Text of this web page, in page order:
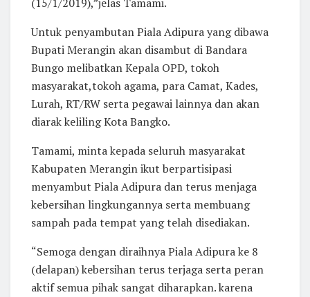
Untuk penyambutan Piala Adipura yang dibawa
Bupati Merangin akan disambut di Bandara
Bungo melibatkan Kepala OPD, tokoh
masyarakat,tokoh agama, para Camat, Kades,
Lurah, RT/RW serta pegawai lainnya dan akan
diarak keliling Kota Bangko.
Tamami, minta kepada seluruh masyarakat
Kabupaten Merangin ikut berpartisipasi
menyambut Piala Adipura dan terus menjaga
kebersihan lingkungannya serta membuang
sampah pada tempat yang telah disediakan.
“Semoga dengan diraihnya Piala Adipura ke 8
(delapan) kebersihan terus terjaga serta peran
aktif semua pihak sangat diharapkan. karena